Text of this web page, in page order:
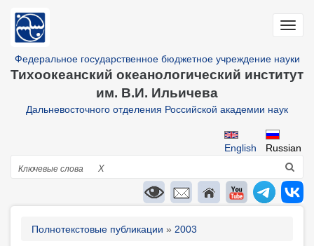
основному
Федеральное государственное бюджетное учреждение науки
Тихоокеанский океанологический институт
им. В.И. Ильичева
Дальневосточного отделения Российской академии наук
Russian
English
Поиск
X
Строка
Полнотекстовые публикации 2003